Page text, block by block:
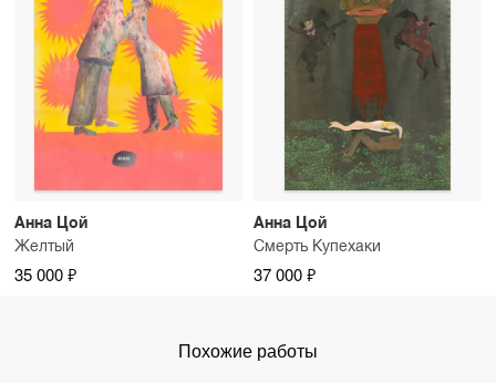
Анна Цой
Желтый
35 000 ₽
Анна Цой
Смерть Купехаки
37 000 ₽
Похожие работы